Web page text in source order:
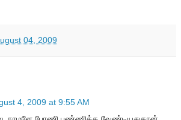
04, 2009
4, 2009 at 9:55 AM